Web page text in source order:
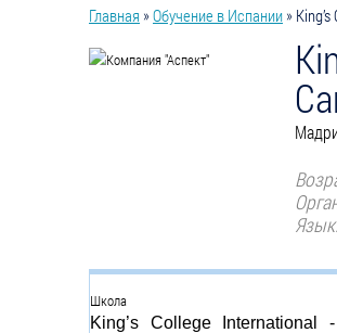
Вы здесь
Главная »Обучение в Испании »
Группа
Школа
King’s College International